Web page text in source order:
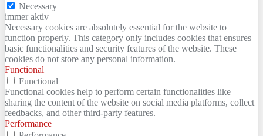
Necessary
immer aktiv
Necessary cookies are absolutely essential for the website to
function properly. This category only includes cookies that ensures
basic functionalities and security features of the website. These
cookies do not store any personal information.
Functional
Functional
Functional cookies help to perform certain functionalities like
sharing the content of the website on social media platforms, collect
feedbacks, and other third-party features.
Performance